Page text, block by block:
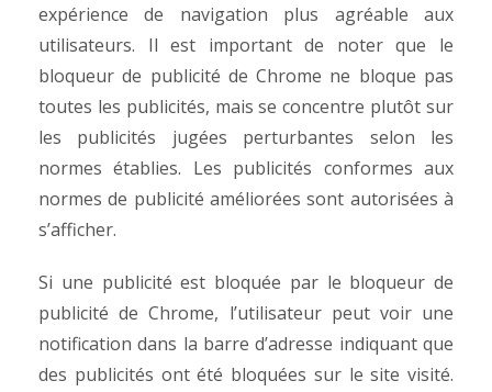
expérience de navigation plus agréable aux
utilisateurs. Il est important de noter que le
bloqueur de publicité de Chrome ne bloque pas
toutes les publicités, mais se concentre plutôt sur
les publicités jugées perturbantes selon les
normes établies. Les publicités conformes aux
normes de publicité améliorées sont autorisées à
s’afficher.
Si une publicité est bloquée par le bloqueur de
publicité de Chrome, l’utilisateur peut voir une
notification dans la barre d’adresse indiquant que
des publicités ont été bloquées sur le site visité.